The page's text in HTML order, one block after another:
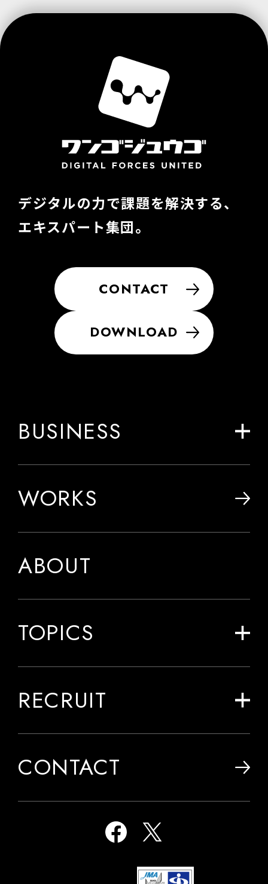
デジタルの力で課題を解決する、
エキスパート集団。
CONTACT
DOWNLOAD
BUSINESS
WORKS
ABOUT
TOPICS
RECRUIT
CONTACT